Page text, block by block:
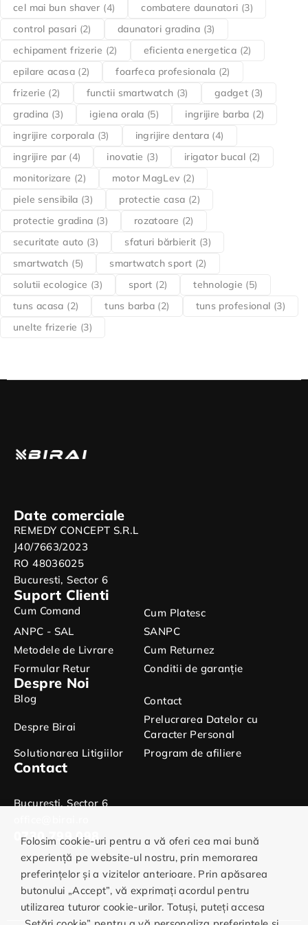
cel mai bun shaver (4) combatere daunatori (3)
control pasari (2) daunatori gradina (3)
echipament frizerie (2) eficienta energetica (2)
epilare acasa(2) foarfeca profesionala (2)
frizerie (2) functii smartwatch (3) gadget (3)
gradina (3) igiena orala (5) ingrijire barba (2)
ingrijire corporala (3) ingrijire dentara (4)
ingrijire par(4) inovatie (3) irigator bucal (2)
monitorizare (2) motor MagLev (2)
piele sensibila (3) protectie casa (2)
protectie gradina (3) rozatoare (2)
securitate auto (3) sfaturi bărbierit (3)
smartwatch (5) smartwatch sport (2)
solutii ecologice (3) sport (2) tehnologie (5)
tuns acasa (2) tuns barba (2) tuns profesional (3)
unelte frizerie (3)
Date comerciale
REMEDY CONCEPT S.R.L
J40/7663/2023
RO 48036025
Bucuresti, Sector 6
Suport Clienti
Cum Comand
Cum Platesc
ANPC - SAL
SANPC
Metodele de Livrare
Cum Returnez
Formular Retur
Conditii de garanție
Despre Noi
Blog
Contact
Despre Birai
Prelucrarea Datelor cu
Caracter Personal
Solutionarea Litigiilor
Program de afiliere
Contact
Bucuresti, Sector 6
0730.799.098
Folosim cookie-uri pentru a vă oferi cea mai bună
experiență pe website-ul nostru, prin memorarea
preferințelor și a vizitelor anterioare. Prin apăsarea
butonului „Accept”, vă exprimați acordul pentru
utilizarea tuturor cookie-urilor. Totuși, puteți accesa